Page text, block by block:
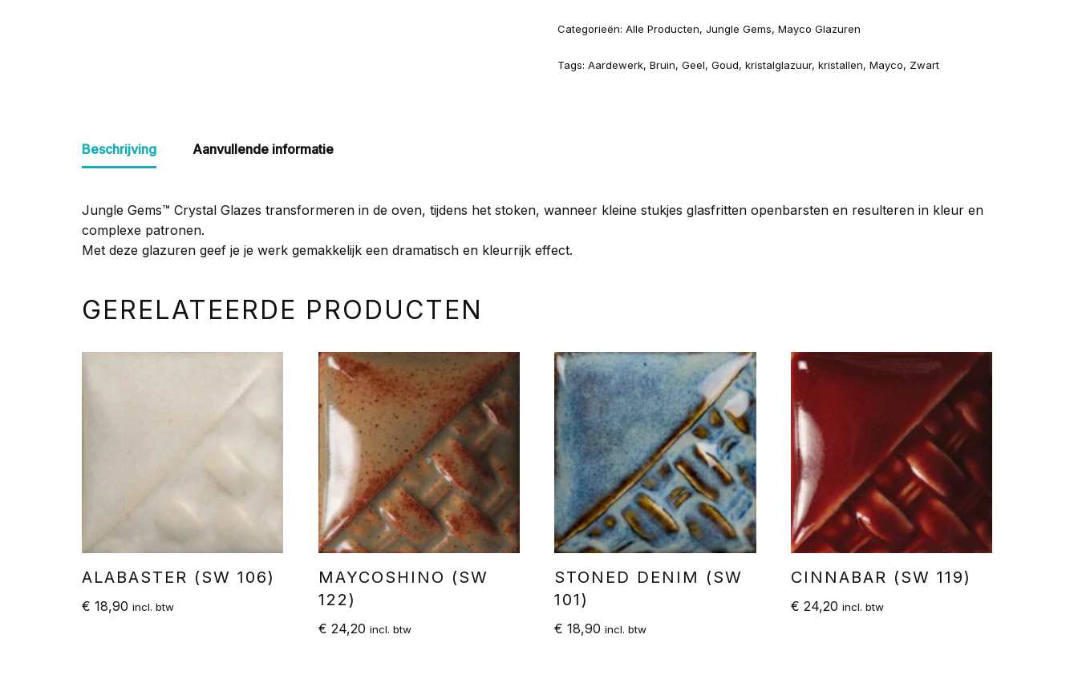
Categorieën: Alle Producten, Jungle Gems, Mayco Glazuren
Tags: Aardewerk, Bruin, Geel, Goud, kristalglazuur, kristallen, Mayco, Zwart
Beschrijving Aanvullende informatie
Jungle Gems™ Crystal Glazes transformeren in de oven, tijdens het stoken, wanneer kleine stukjes glasfritten openbarsten en resulteren in kleur en
complexe patronen.
Met deze glazuren geef je je werk gemakkelijk een dramatisch en kleurrijk effect.
GERELATEERDE PRODUCTEN
ALABASTER (SW 106)
€ 18,90 incl. btw
MAYCOSHINO (SW
122)
€ 24,20 incl. btw
STONED DENIM (SW
101)
€ 18,90 incl. btw
CINNABAR (SW 119)
€ 24,20 incl. btw